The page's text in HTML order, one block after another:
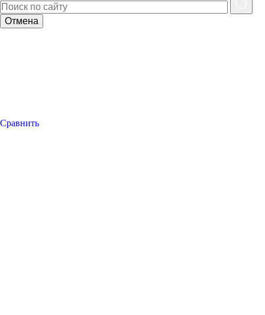
Отмена
Сравнить